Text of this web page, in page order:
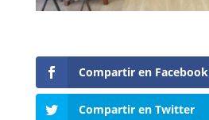
Compartir en Facebook
Compartir en Twitter